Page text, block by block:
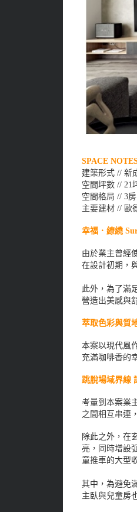
SPACE
建築形式 // 新
空間坪數 // 21
空間格局 // 3
主要建材 // 歐
幸福．繚繞
由於業主曾經
在設計初期，
此外，為了滿
營造出美感與
萃取色彩與質
本案以現代風
充滿咖啡香的
跳脫場域界線
考量到本案業
之間相互串連
除此之外，在
亮，同時增設
童推車的大型
其中，為避免
主臥與兒童房